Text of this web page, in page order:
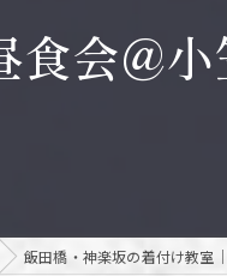
会@
飯田橋・神楽坂の着付け教室